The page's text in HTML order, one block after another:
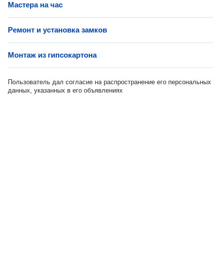
Мастера на час
Ремонт и установка замков
Монтаж из гипсокартона
Пользователь дал согласие на распространение его персональных
данных, указанных в его объявлениях